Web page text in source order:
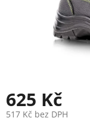
625 Kč
517 Kč bez DPH